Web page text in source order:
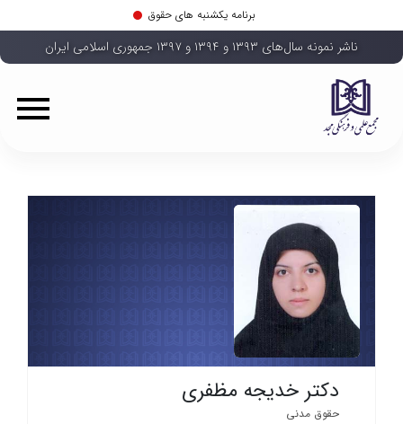
برنامه یکشنبه های حقوق
ناشر نمونه سال‌های ۱۳۹۳ و ۱۳۹۴ و ۱۳۹۷ جمهوری اسلامی ایران
دکتر خدیجه مظفری
حقوق مدنی